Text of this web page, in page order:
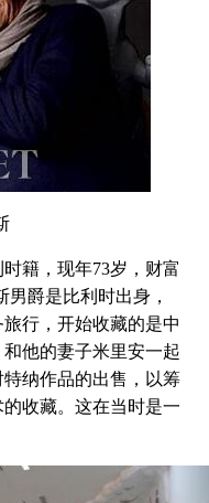
籍，现年73岁，财富
男爵是比利时出身，
行，开始收藏的是中
他的妻子米里安一起
纳作品的出售，以筹
收藏。这在当时是一